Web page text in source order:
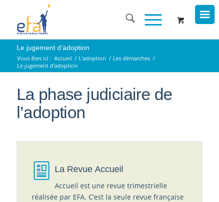
Le jugement d’adoption
Vous êtes ici : Accueil / L’adoption / Les démarches /
Le jugement d’adoption
La phase judiciaire de
l’adoption
La Revue Accueil
Accueil est une revue trimestrielle
réalisée par EFA. C’est la seule revue française